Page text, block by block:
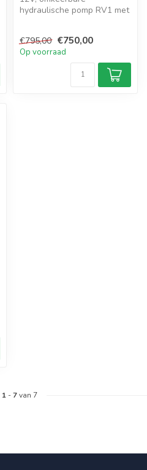
hydraulische pomp RV1 met
€795,00 €750,00
Op voorraad
1 -7van 7